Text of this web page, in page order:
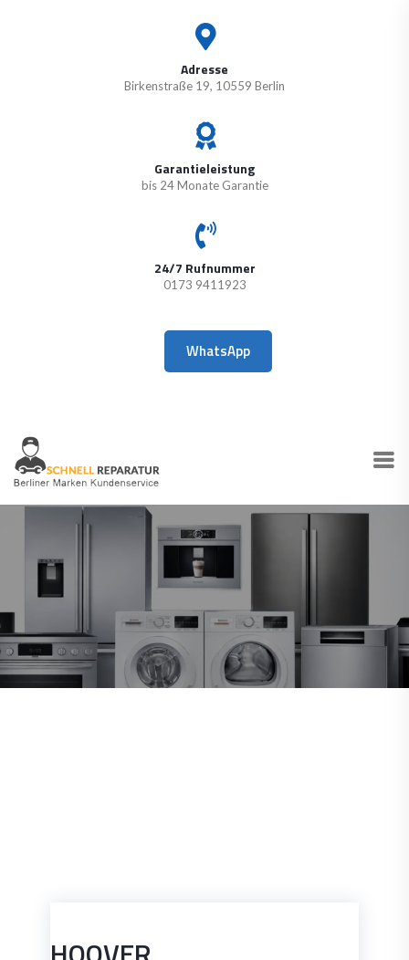
Adresse
Birkenstraße 19, 10559 Berlin
Garantieleistung
bis 24 Monate Garantie
24/7 Rufnummer
0173 9411923
WhatsApp